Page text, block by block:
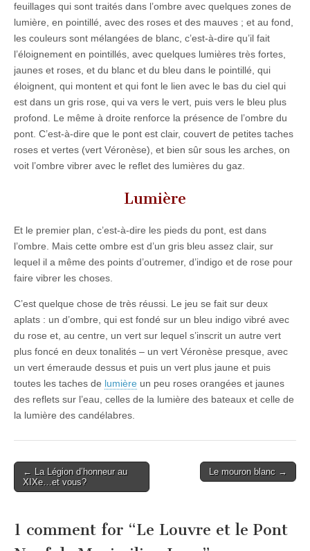
feuillages qui sont traités dans l’ombre avec quelques zones de
lumière, en pointillé, avec des roses et des mauves ; et au fond,
les couleurs sont mélangées de blanc, c’est-à-dire qu’il fait
l’éloignement en pointillés, avec quelques lumières très fortes,
jaunes et roses, et du blanc et du bleu dans le pointillé, qui
éloignent, qui montent et qui font le lien avec le bas du ciel qui
est dans un gris rose, qui va vers le vert, puis vers le bleu plus
profond. Le même à droite renforce la présence de l’ombre du
pont. C’est-à-dire que le pont est clair, couvert de petites taches
roses et vertes (vert Véronèse), et bien sûr sous les arches, on
voit l’ombre vibrer avec le reflet des lumières du gaz.
Lumière
Et le premier plan, c’est-à-dire les pieds du pont, est dans
l’ombre. Mais cette ombre est d’un gris bleu assez clair, sur
lequel il a même des points d’outremer, d’indigo et de rose pour
faire vibrer les choses.
C’est quelque chose de très réussi. Le jeu se fait sur deux
aplats : un d’ombre, qui est fondé sur un bleu indigo vibré avec
du rose et, au centre, un vert sur lequel s’inscrit un autre vert
plus foncé en deux tonalités – un vert Véronèse presque, avec
un vert émeraude dessus et puis un vert plus jaune et puis
toutes les taches de lumière un peu roses orangées et jaunes
des reflets sur l’eau, celles de la lumière des bateaux et celle de
la lumière des candélabres.
Post
navigation
← La Légion d’honneur au
XIXe…et vous?
Le mouron blanc →
1 comment for “Le Louvre et le Pont